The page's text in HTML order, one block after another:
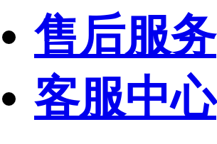
售后服务
客服中心